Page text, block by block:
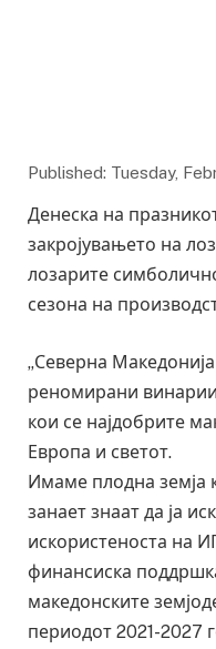
Published: Tuesday,
Денеска на
закројувањето на
лозарите
сезона на
„Северна
реномирани
кои се најдобрите
Европа и светот.
Имаме плодна земја
занает знаат да ја
искористеноста на
финансиска
македонските
периодот 2021-2027